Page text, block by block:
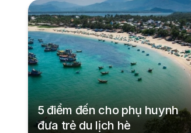
5 điểm đến cho phụ huynh
đưa trẻ du lịch hè